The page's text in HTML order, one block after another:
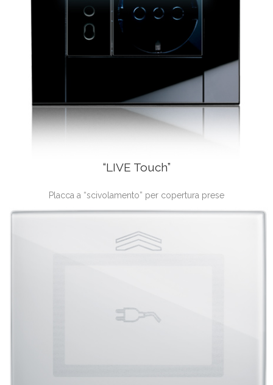
“LIVE Touch”
Placca a “scivolamento” per copertura prese